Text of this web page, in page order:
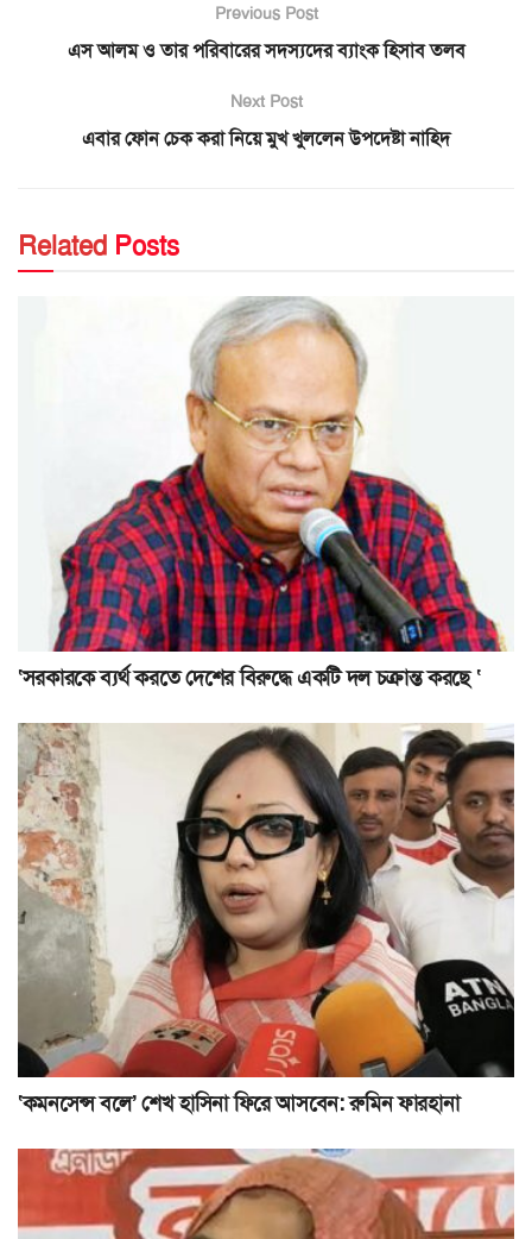
Previous Post
এস আলম ও তার পরিবারের সদস্যদের ব্যাংক হিসাব তলব
Next Post
এবার ফোন চেক করা নিয়ে মুখ খুললেন উপদেষ্টা নাহিদ
Related Posts
‘সরকারকে ব্যর্থ করতে দেশের বিরুদ্ধে একটি দল চক্রান্ত করছে ‘
‘কমনসেন্স বলে’ শেখ হাসিনা ফিরে আসবেন: রুমিন ফারহানা